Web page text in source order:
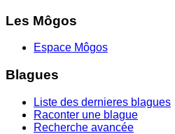
Les Môgos
Espace Môgos
Blagues
Liste des dernieres blagues
Raconter une blague
Recherche avancée